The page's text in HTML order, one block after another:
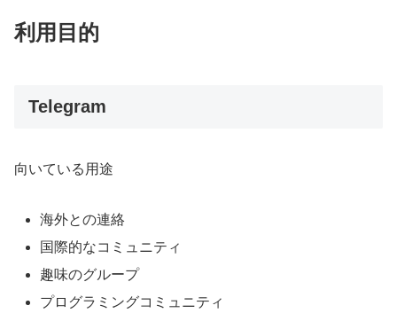
利用目的
Telegram
向いている用途
海外との連絡
国際的なコミュニティ
趣味のグループ
プログラミングコミュニティ